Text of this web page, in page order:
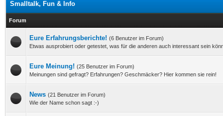
Smalltalk, Fun & Info
Forum
Eure Erfahrungsberichte! (6 Benutzer im Forum)
Etwas ausprobiert oder getestet, was für die anderen auch interessant sein
Eure Meinung! (25 Benutzer im Forum)
Meinungen sind gefragt? Erfahrungen? Geschmäcker? Hier kommen sie rein!
News (21 Benutzer im Forum)
Wie der Name schon sagt :-)